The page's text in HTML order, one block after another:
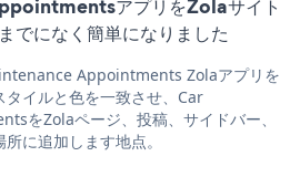
アプリをZolaサイト
でになく簡単になりました
Appointments Zolaアプリを
イルと色を一致させ、Car
をZolaページ、投稿、サイドバー、
に追加します地点。